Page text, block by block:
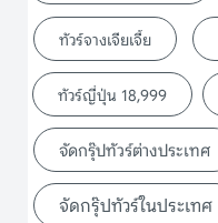
ทัวร์จางเจียเจี้ย
ทัวร์ญี่ปุ่น 18,999
จัดกรุ๊ปทัวร์ต่างประเทศ
จัดกรุ๊ปทัวร์ในประเทศ